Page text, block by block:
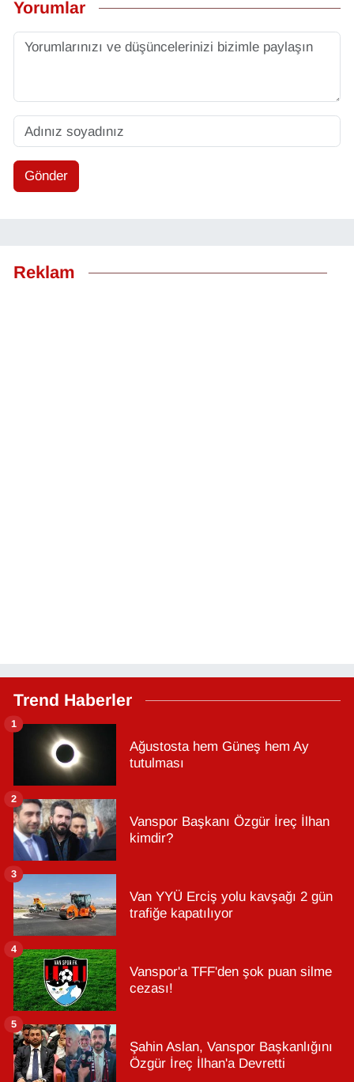
Yorumlar
Gönder
Reklam
Trend Haberler
Ağustosta hem Güneş hem Ay
tutulması
1
Vanspor Başkanı Özgür İreç İlhan
kimdir?
2
Van YYÜ Erciş yolu kavşağı 2 gün
trafiğe kapatılıyor
3
Vanspor'a TFF'den şok puan silme
cezası!
4
Şahin Aslan, Vanspor Başkanlığını
Özgür İreç İlhan'a Devretti
5